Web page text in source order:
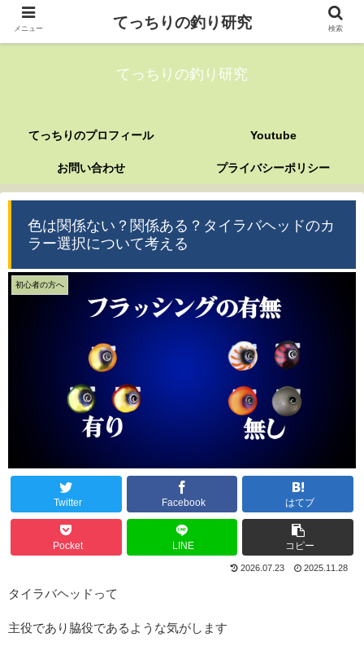
てっちりの釣り研究
てっちりのプロフィール Youtube
お問い合わせ プライバシーポリシー
色は関係ない？関係ある？タイラバヘッドのカ
ラー選択について考える
初心者の方へ
Twitter Facebook はてブ
Pocket LINE コピー
2026.07.23 2025.11.28
タイラバヘッドって
主役であり脇役であるような気がします
メニュー てっちりの釣り研究 検索